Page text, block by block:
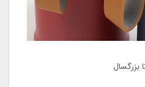
بزرگسال